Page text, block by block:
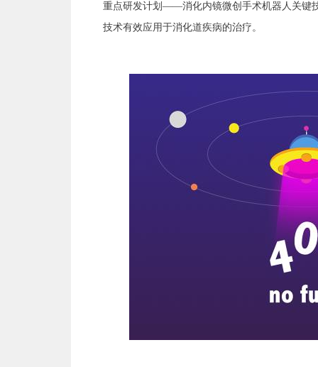
重点研发计划——消化内镜微创手术机器人关键
技术有效应用于消化道疾病的治疗。